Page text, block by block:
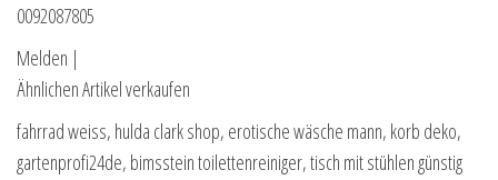
0092087805
Melden |
Ähnlichen Artikel verkaufen
fahrrad weiss, hulda clark shop, erotische wäsche mann, korb deko,
gartenprofi24de, bimsstein toilettenreiniger, tisch mit stühlen günstig